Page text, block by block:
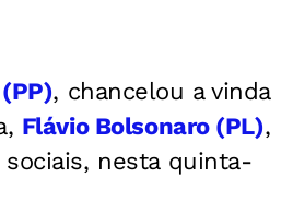
, chancelou a vinda
Flávio Bolsonaro (PL),
nesta quinta-